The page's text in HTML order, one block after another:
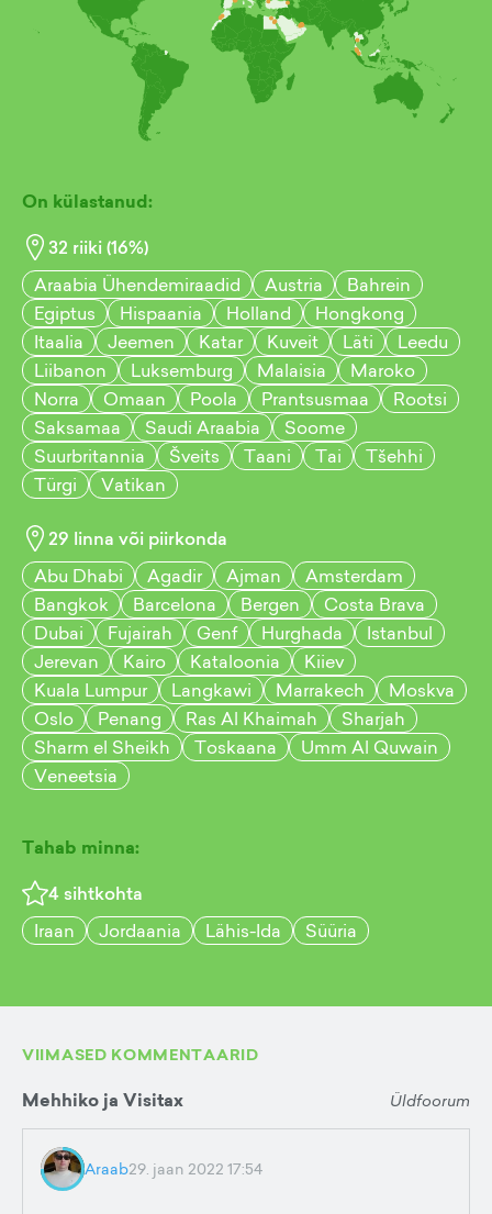
On külastanud:
32 riiki (16%)
Araabia Ühendemiraadid
Austria
Bahrein
Egiptus
Hispaania Holland
Hongkong
Itaalia
Jeemen Katar Kuveit Läti
Leedu
Liibanon
Luksemburg Malaisia
Maroko
Norra
Omaan Poola Prantsusmaa
Rootsi
Saksamaa
Saudi Araabia
Soome
Suurbritannia
Šveits Taani Tai
Tšehhi
Türgi
Vatikan
29 linna või piirkonda
Abu Dhabi
Agadir Ajman
Amsterdam
Bangkok
Barcelona Bergen
Costa Brava
Dubai
Fujairah Genf Hurghada
Istanbul
Jerevan
Kairo Kataloonia
Kiiev
Kuala Lumpur
Langkawi Marrakech
Moskva
Oslo
Penang Ras Al Khaimah
Sharjah
Sharm el Sheikh
Toskaana
Umm Al Quwain
Veneetsia
Tahab minna:
4 sihtkohta
Iraan
Jordaania Lähis-Ida Süüria
VIIMASED KOMMENTAARID
Mehhiko ja Visitax Üldfoorum
Araab29. jaan 2022 17:54